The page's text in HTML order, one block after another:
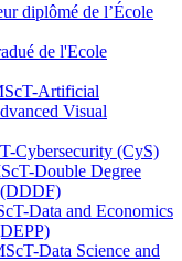
diplômé de l’École
de l'Ecole
Artificial
Visual
Cybersecurity (CyS)
Double Degree
(DDDF)
Data and Economics
Data Science and